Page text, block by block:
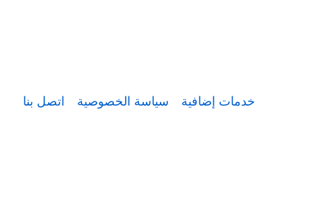
خدمات إضافية سياسة الخصوصية اتصل بنا